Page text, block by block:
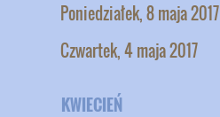
Poniedziałek, 8 maja 2017
Czwartek, 4 maja 2017
KWIECIEŃ